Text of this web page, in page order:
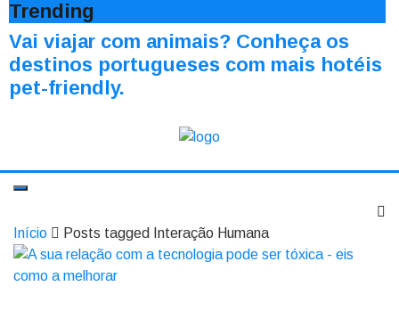
Trending
Vai viajar com animais? Conheça os
destinos portugueses com mais hotéis
pet-friendly.
Início Posts tagged Interação Humana